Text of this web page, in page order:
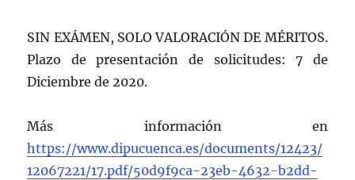
SIN EXÁMEN, SOLO VALORACIÓN DE MÉRITOS.
Plazo de presentación de solicitudes: 7 de
Diciembre de 2020.
Más información en
https://www.dipucuenca.es/documents/12423/
12067221/17.pdf/50d9f9ca-23eb-4632-b2dd-